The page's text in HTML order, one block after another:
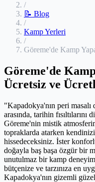
/
📝 Blog
/
Kamp Yerleri
/
Göreme'de Kamp
Göreme'de
Ücretsiz ve
"Kapadokya'nın peri masalı
arasında, tarihin
Göreme'nin mistik
topraklarda atarken
hissedeceksiniz. İster
doğayla baş başa özgür bir
unutulmaz bir kamp
bütçenize ve tarzınıza en
Kapadokya'nın gizemli